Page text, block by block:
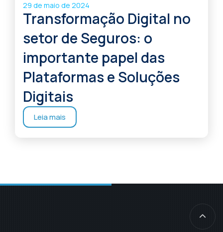
29 de maio de 2024
Transformação Digital no
setor de Seguros: o
importante papel das
Plataformas e Soluções
Digitais
Leia mais